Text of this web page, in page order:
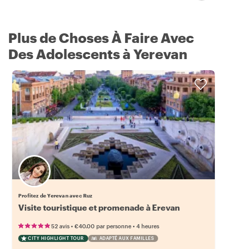
Plus de Choses À Faire Avec
Des Adolescents à Yerevan
Profitez de Yerevan avec Ruz
Visite touristique et promenade à Erevan
52 avis • €40.00 par personne • 4 heures
CITY HIGHLIGHT TOUR ADAPTÉ AUX FAMILLES